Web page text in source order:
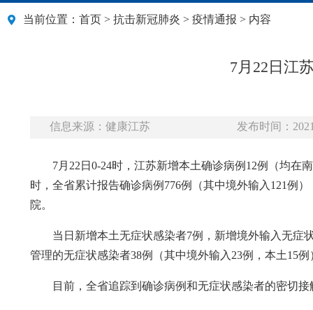
当前位置： 首页 > 抗击新冠肺炎 > 疫情通报 > 内容
7月22日江
信息来源：健康江苏 发布时间：
7月22日0-24时，江苏新增本土确诊病例12例（均在
时，全省累计报告确诊病例776例（其中境外输入121例
院。
当日新增本土无症状感染者7例，新增境外输入无症
管理的无症状感染者38例（其中境外输入23例，本土15例
目前，全省追踪到确诊病例和无症状感染者的密切